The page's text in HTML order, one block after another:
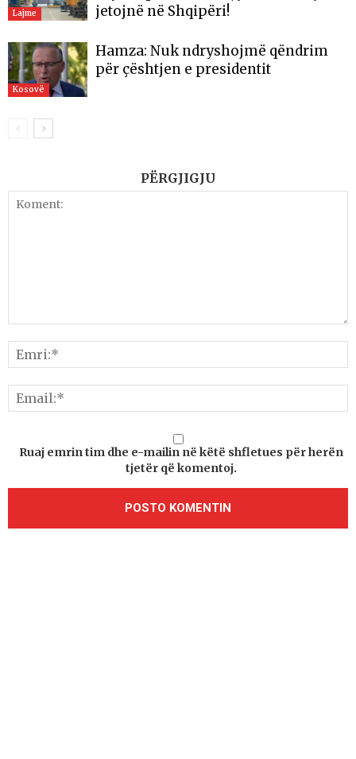
Lajme
jetojnë në Shqipëri!
Kosovë
Hamza: Nuk ndryshojmë qëndrim
për çështjen e presidentit
PËRGJIGJU
Ruaj emrin tim dhe e-mailin në këtë shfletues për herën
tjetër që komentoj.